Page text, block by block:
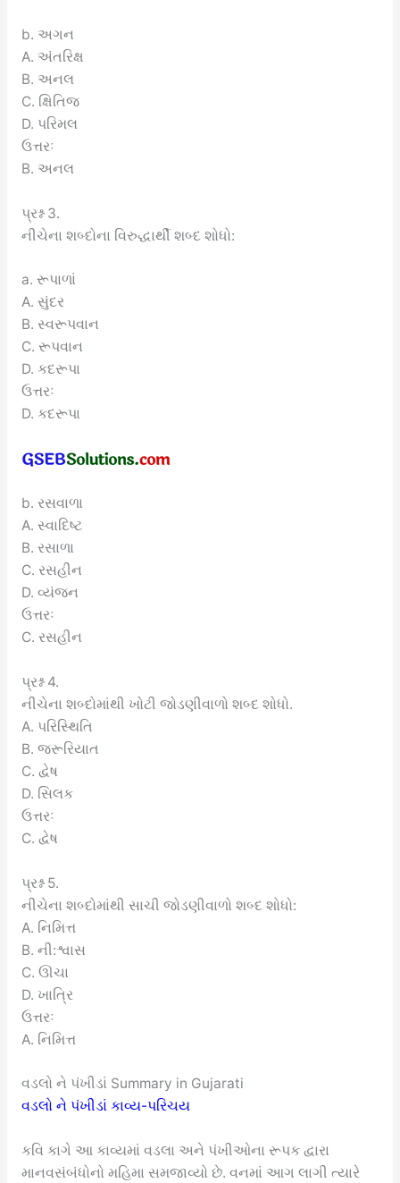
b. અગન
A. અંતરિક્ષ
B. અનલ
C. ક્ષિતિજ
D. પરિમલ
ઉત્તરઃ
B. અનલ
પ્રશ્ન 3.
નીચેના શબ્દોના વિરુદ્ધાર્થી શબ્દ શોધો:
a. રૂપાળાં
A. સુંદર
B. સ્વરૂપવાન
C. રૂપવાન
D. કદરૂપા
ઉત્તરઃ
D. કદરૂપા
b. રસવાળા
A. સ્વાદિષ્ટ
B. રસાળા
C. રસહીન
D. વ્યંજન
ઉત્તરઃ
C. રસહીન
પ્રશ્ન 4.
નીચેના શબ્દોમાંથી ખોટી જોડણીવાળો શબ્દ શોધો.
A. પરિસ્થિતિ
B. જરૂરિયાત
C. દ્વેષ
D. સિલક
ઉત્તરઃ
C. દ્વેષ
પ્રશ્ન 5.
નીચેના શબ્દોમાંથી સાચી જોડણીવાળો શબ્દ શોધો:
A. નિમિત્ત
B. ની:શ્વાસ
C. ઊચા
D. ખાત્રિ
ઉત્તરઃ
A. નિમિત્ત
વડલો ને પંખીડાં Summary in Gujarati
વડલો ને પંખીડાં કાવ્ય-પરિચય
કવિ કાગે આ કાવ્યમાં વડલા અને પંખીઓના રૂપક દ્વારા
માનવસંબંધોનો મહિમા સમજાવ્યો છે. વનમાં આગ લાગી ત્યારે